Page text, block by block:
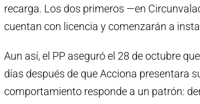
recarga. Los dos primeros —en
cuentan con licencia y comenzarán a
Aun así, el PP aseguró el 28 de octubre
días después de que Acciona presentara
comportamiento responde a un patrón: